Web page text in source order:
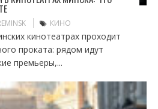
КИНО
кинотеатрах проходит
проката: рядом идут
премьеры,...